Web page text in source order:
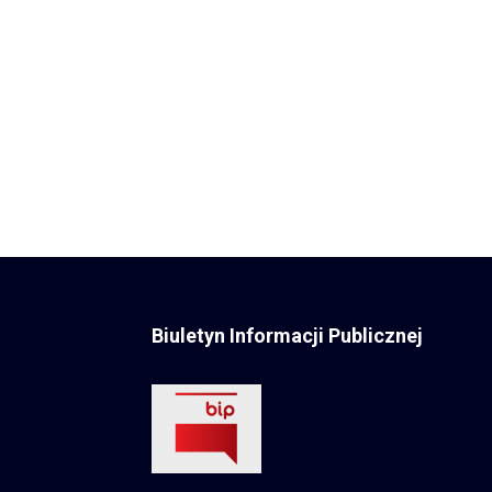
Biuletyn Informacji Publicznej